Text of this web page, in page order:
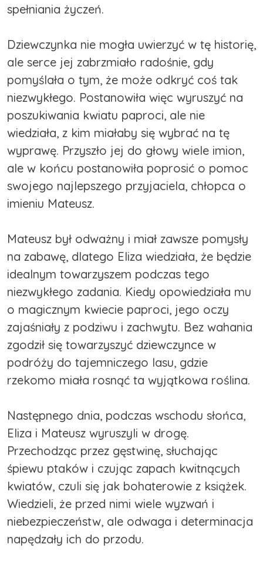
spełniania życzeń.
Dziewczynka nie mogła uwierzyć w tę historię,
ale serce jej zabrzmiało radośnie, gdy
pomyślała o tym, że może odkryć coś tak
niezwykłego. Postanowiła więc wyruszyć na
poszukiwania kwiatu paproci, ale nie
wiedziała, z kim miałaby się wybrać na tę
wyprawę. Przyszło jej do głowy wiele imion,
ale w końcu postanowiła poprosić o pomoc
swojego najlepszego przyjaciela, chłopca o
imieniu Mateusz.
Mateusz był odważny i miał zawsze pomysły
na zabawę, dlatego Eliza wiedziała, że będzie
idealnym towarzyszem podczas tego
niezwykłego zadania. Kiedy opowiedziała mu
o magicznym kwiecie paproci, jego oczy
zajaśniały z podziwu i zachwytu. Bez wahania
zgodził się towarzyszyć dziewczynce w
podróży do tajemniczego lasu, gdzie
rzekomo miała rosnąć ta wyjątkowa roślina.
Następnego dnia, podczas wschodu słońca,
Eliza i Mateusz wyruszyli w drogę.
Przechodząc przez gęstwinę, słuchając
śpiewu ptaków i czując zapach kwitnących
kwiatów, czuli się jak bohaterowie z książek.
Wiedzieli, że przed nimi wiele wyzwań i
niebezpieczeństw, ale odwaga i determinacja
napędzały ich do przodu.